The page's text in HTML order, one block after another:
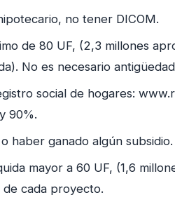
no tener DICOM.
de 80 UF, (2,3 millones
No es necesario
social de hogares:
90%.
haber ganado algún subsidio.
mayor a 60 UF, (1,6
cada proyecto.